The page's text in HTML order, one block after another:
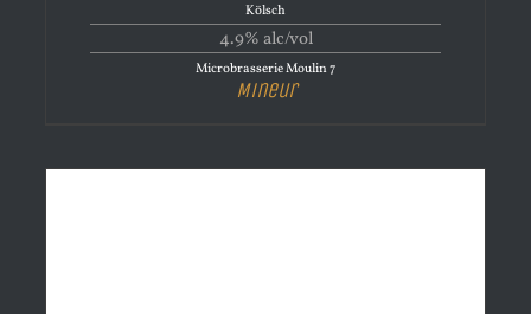
Kölsch
4.9% alc/vol
Microbrasserie Moulin 7
Mineur